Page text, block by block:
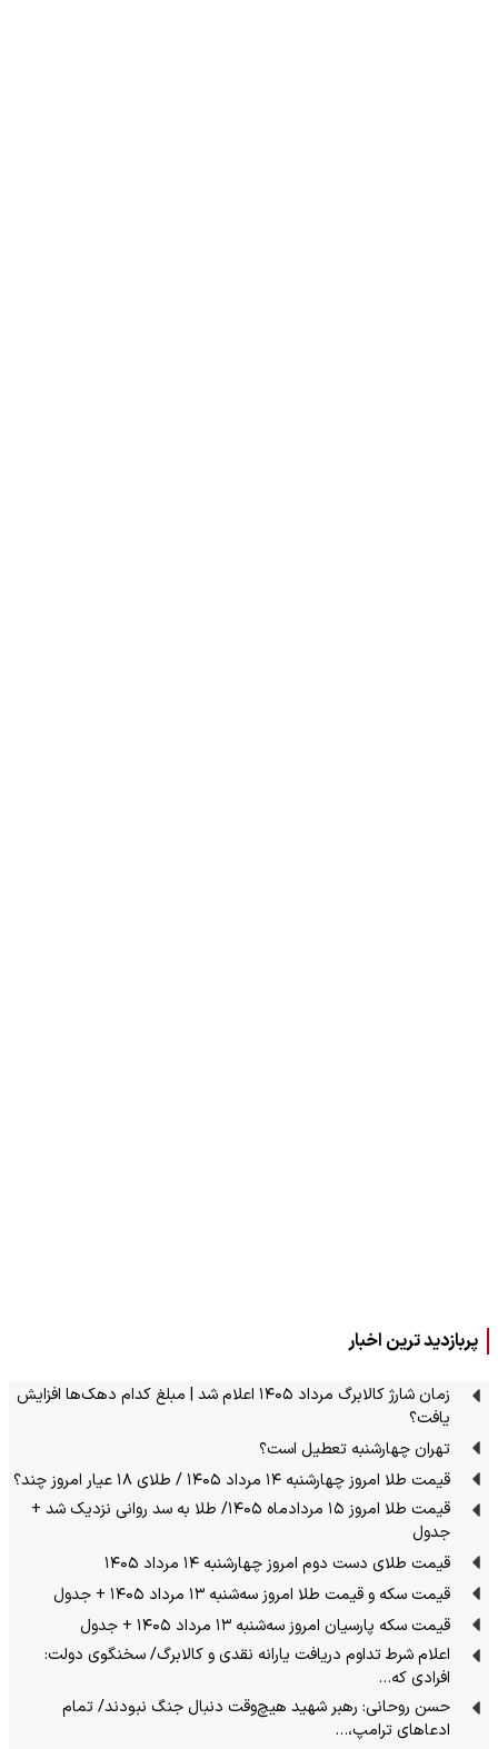
پربازدید ترین اخبار
زمان شارژ کالابرگ مرداد ۱۴۰۵ اعلام شد | مبلغ کدام دهک‌ها افزایش
یافت؟
تهران چهارشنبه تعطیل است؟
قیمت طلا امروز چهارشنبه ۱۴ مرداد ۱۴۰۵ / طلای ۱۸ عیار امروز چند؟
قیمت طلا امروز ۱۵ مردادماه ۱۴۰۵/ طلا به سد روانی نزدیک شد +
جدول
قیمت طلای دست دوم امروز چهارشنبه ۱۴ مرداد ۱۴۰۵
قیمت سکه و قیمت طلا امروز سه‌شنبه ۱۳ مرداد ۱۴۰۵ + جدول
قیمت سکه پارسیان امروز سه‌شنبه ۱۳ مرداد ۱۴۰۵ + جدول
اعلام شرط تداوم دریافت یارانه نقدی و کالابرگ/ سخنگوی دولت:
افرادی که…
حسن روحانی: رهبر شهید هیچ‌وقت دنبال جنگ نبودند/ تمام
ادعاهای ترامپ،…